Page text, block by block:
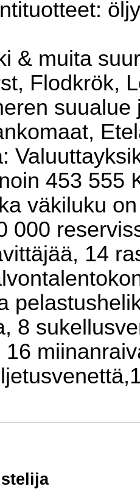
& muita
Flodkrök,
453 555
väkiluku
000
14
8
16